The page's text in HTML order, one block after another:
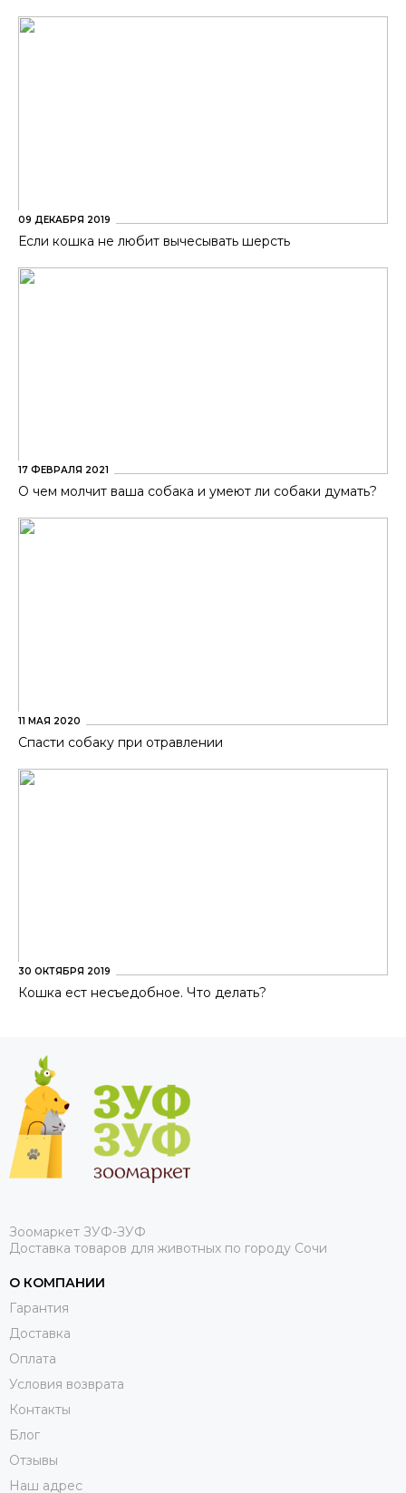
09 ДЕКАБРЯ 2019
Если кошка не любит вычесывать шерсть
17 ФЕВРАЛЯ 2021
О чем молчит ваша собака и умеют ли собаки думать?
11 МАЯ 2020
Спасти собаку при отравлении
30 ОКТЯБРЯ 2019
Кошка ест несъедобное. Что делать?
Зоомаркет ЗУФ-ЗУФ
Доставка товаров для животных по городу Сочи
О КОМПАНИИ
Гарантия
Доставка
Оплата
Условия возврата
Контакты
Блог
Отзывы
Наш адрес